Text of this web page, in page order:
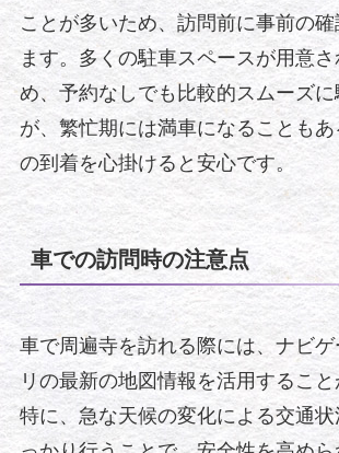
ことが多いため、訪問前に事前の
ます。多くの駐車スペースが用意さ
め、予約なしでも比較的スムーズ
が、繁忙期には満車になることも
の到着を心掛けると安心です。
車での訪問時の注意点
車で周遍寺を訪れる際には、ナビ
リの最新の地図情報を活用すること
特に、急な天候の変化による交通状